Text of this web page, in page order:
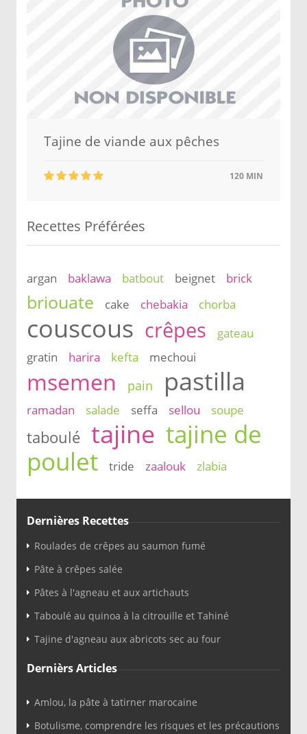
Tajine de viande aux pêches
120 MIN
Recettes Préférées
argan baklawa batbout beignet brick
briouate cake chebakia chorba
couscous crêpes
gateau
gratin
harira kefta mechoui
msemen pain pastilla
ramadan salade seffa sellou soupe
taboulé tajine tajine de
poulet
tride zaalouk zlabia
Dernières Recettes
Roulades de crêpes au saumon fumé
Pâte à crêpes salée
Pâtes à l'agneau et aux artichauts
Taboulé au quinoa à la citrouille et Tahiné
Tajine d'agneau aux abricots sec au four
Dernièrs Articles
Amlou, la pâte à tatirner marocaine
Botulisme, comprendre les risques et les précautions